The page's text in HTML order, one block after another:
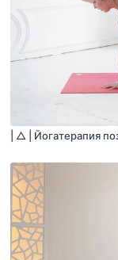
| △ | Йогатерапия